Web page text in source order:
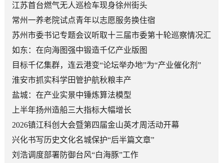
江苏首台燃气无人巡检车现身徐州街头
常州一养老院试点青年以志愿服务换住宿
苏州市委书记专题会议听取十三届市委第十轮巡察情况汇
报
如东：在向海图强中锻造千亿产业版图
目标千亿集群，连云港变“论坛举办地”为“产业催化剂”
淮安市抓实科学田管护航秋粮丰产
盐城：在产业实景中锤炼算法模型
上半年扬州造船三大指标大幅增长
2026镇江科创大会暨第四届金山英才周活动开幕
兴化书写历史文化名城保护“后半篇文章”
刘浩调度部署防御台风“白海豚”工作